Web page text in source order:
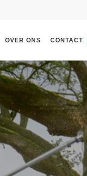
OVER ONS CONTACT